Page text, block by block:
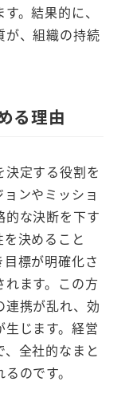
。結果的に、
が、組織の持続
る理由
定する役割を
ンやミッショ
的な決断を下す
決めること
標が明確化さ
ます。この方
連携が乱れ、効
じます。経営
全社的なまと
のです。